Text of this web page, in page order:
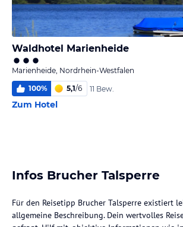
Waldhotel Marienheide
Marienheide, Nordrhein-Westfalen
100% 5,1/6 11 Bew.
Zum Hotel
Infos Brucher Talsperre
Für den Reisetipp Brucher Talsperre existiert
allgemeine Beschreibung. Dein wertvolles